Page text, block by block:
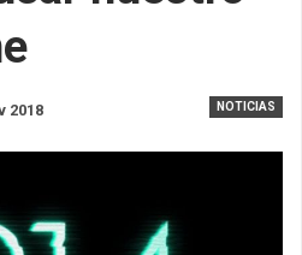
NOTICIAS
2018